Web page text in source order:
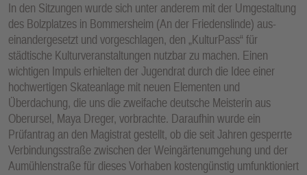
In den Sitzungen wurde sich unter anderem mit der Umgestaltung
des Bolzplatzes in Bommersheim (An der Friedenslinde) aus-
einandergesetzt und vorgeschlagen, den „KulturPass“ für
städtische Kulturveranstaltungen nutzbar zu machen. Einen
wichtigen Impuls erhielten der Jugendrat durch die Idee einer
hochwertigen Skateanlage mit neuen Elementen und
Überdachung, die uns die zweifache deutsche Meisterin aus
Oberursel, Maya Dreger, vorbrachte. Daraufhin wurde ein
Prüfantrag an den Magistrat gestellt, ob die seit Jahren gesperrte
Verbindungsstraße zwischen der Weingärtenumgehung und der
Aumühlenstraße für dieses Vorhaben kostengünstig umfunktioniert